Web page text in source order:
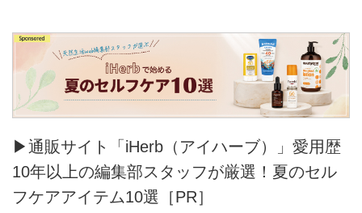
▶通販サイト「iHerb（アイハーブ）」愛用歴
10年以上の編集部スタッフが厳選！夏のセル
フケアアイテム10選［PR］